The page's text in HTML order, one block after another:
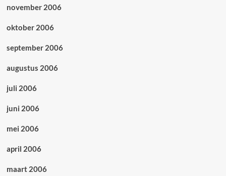
november 2006
oktober 2006
september 2006
augustus 2006
juli 2006
juni 2006
mei 2006
april 2006
maart 2006